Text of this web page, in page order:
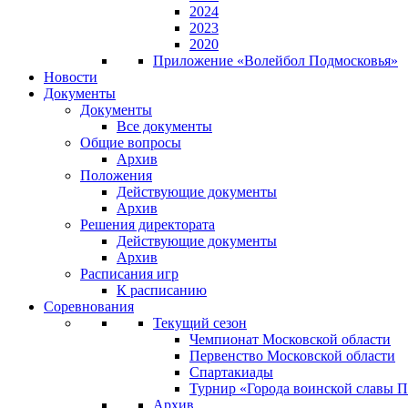
2024
2023
2020
Приложение «Волейбол Подмосковья»
Новости
Документы
Документы
Все документы
Общие вопросы
Архив
Положения
Действующие документы
Архив
Решения директората
Действующие документы
Архив
Расписания игр
К расписанию
Соревнования
Текущий сезон
Чемпионат Московской области
Первенство Московской области
Спартакиады
Турнир «Города воинской славы
Архив